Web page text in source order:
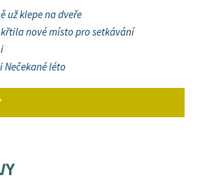
už klepe na dveře
nové místo pro setkávání
léto